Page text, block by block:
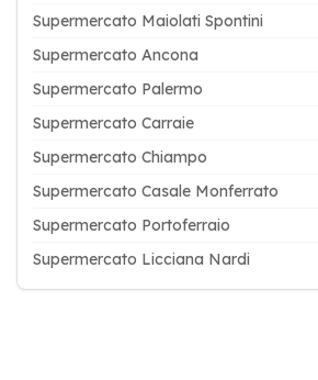
Supermercato Maiolati Spontini
Supermercato Ancona
Supermercato Palermo
Supermercato Carraie
Supermercato Chiampo
Supermercato Casale Monferrato
Supermercato Portoferraio
Supermercato Licciana Nardi